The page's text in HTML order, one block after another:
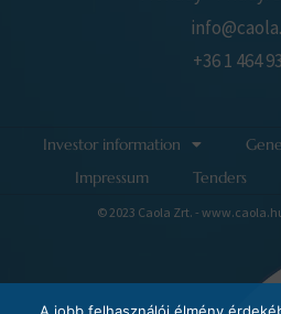
+36 1 464
Investor information
Impressum
Tenders
© 2023 Caola Zrt. -